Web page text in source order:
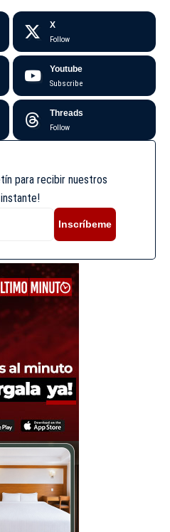
X
Follow
Youtube
Subscribe
Threads
Follow
para recibir nuestros
Inscríbeme